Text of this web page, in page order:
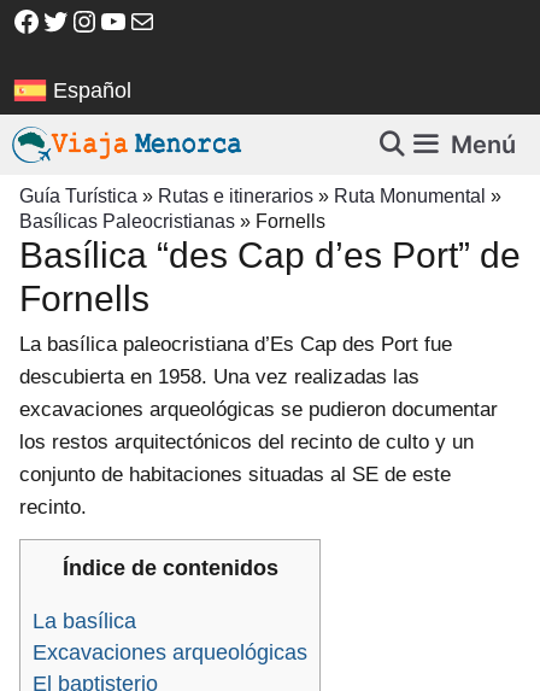
Saltar
Facebook
Twitter
Instagram
YouTube
Correo electrónico
Español
Menú
Guía Turística » Rutas e itinerarios » Ruta Monumental »
Basílicas Paleocristianas » Fornells
Basílica “des Cap d’es Port” de
Fornells
La basílica paleocristiana d’Es Cap des Port fue
descubierta en 1958. Una vez realizadas las
excavaciones arqueológicas se pudieron documentar
los restos arquitectónicos del recinto de culto y un
conjunto de habitaciones situadas al SE de este
recinto.
Índice de contenidos
La basílica
Excavaciones arqueológicas
El baptisterio